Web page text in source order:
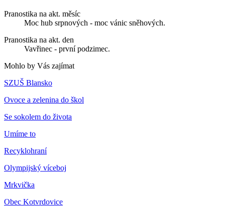
Pranostika na akt. měsíc
Moc hub srpnových - moc vánic sněhových.
Pranostika na akt. den
Vavřinec - první podzimec.
Mohlo by Vás zajímat
SZUŠ Blansko
Ovoce a zelenina do škol
Se sokolem do života
Umíme to
Recyklohraní
Olympijský víceboj
Mrkvička
Obec Kotvrdovice